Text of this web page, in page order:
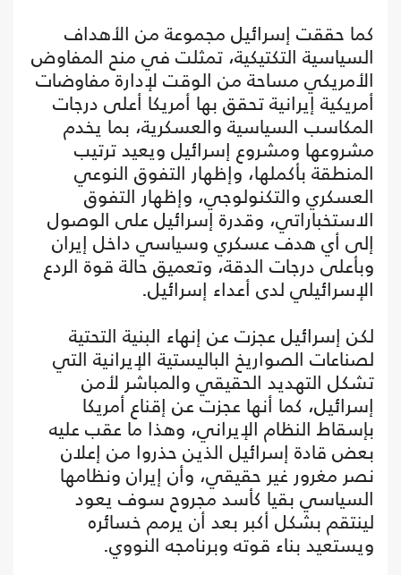
كما حققت إسرائيل مجموعة من الأهداف
السياسية التكتيكية، تمثلت في منح المفاوض
الأمريكي مساحة من الوقت لإدارة مفاوضات
أمريكية إيرانية تحقق بها أمريكا أعلى درجات
المكاسب السياسية والعسكرية، بما يخدم
مشروعها ومشروع إسرائيل ويعيد ترتيب
المنطقة بأكملها، وإظهار التفوق النوعي
العسكري والتكنولوجي، وإظهار التفوق
الاستخباراتي، وقدرة إسرائيل على الوصول
إلى أي هدف عسكري وسياسي داخل إيران
وبأعلى درجات الدقة، وتعميق حالة قوة الردع
الإسرائيلي لدى أعداء إسرائيل.
لكن إسرائيل عجزت عن إنهاء البنية التحتية
لصناعات الصواريخ الباليستية الإيرانية التي
تشكل التهديد الحقيقي والمباشر لأمن
إسرائيل، كما أنها عجزت عن إقناع أمريكا
بإسقاط النظام الإيراني، وهذا ما عقب عليه
بعض قادة إسرائيل الذين حذروا من إعلان
نصر مغرور غير حقيقي، وأن إيران ونظامها
السياسي بقيا كأسد مجروح سوف يعود
لينتقم بشكل أكبر بعد أن يرمم خسائره
ويستعيد بناء قوته وبرنامجه النووي.